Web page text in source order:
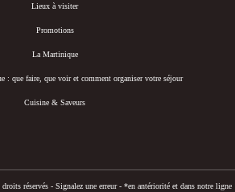
Lieux à visiter
Promotions
La Martinique
: que faire, que voir et comment organiser votre séjour
Cuisine & Saveurs
réservés - Signalez une erreur - *en antériorité et dans notre ligne